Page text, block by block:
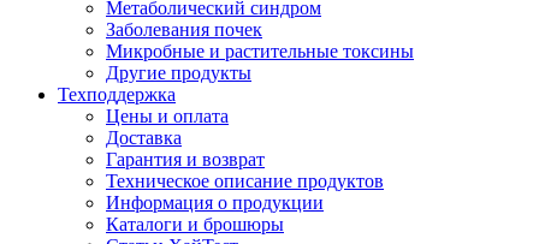
Метаболический синдром
Заболевания почек
Микробные и растительные токсины
Другие продукты
Техподдержка
Цены и оплата
Доставка
Гарантия и возврат
Техническое описание продуктов
Информация о продукции
Каталоги и брошюры